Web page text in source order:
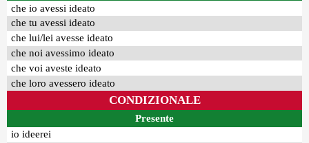
che io avessi ideato
che tu avessi ideato
che lui/lei avesse ideato
che noi avessimo ideato
che voi aveste ideato
che loro avessero ideato
CONDIZIONALE
Presente
io ideerei